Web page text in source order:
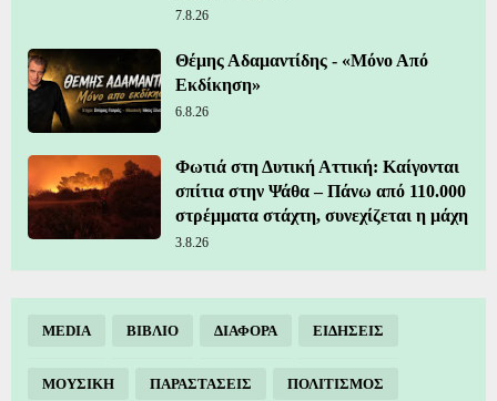
7.8.26
Θέμης Αδαμαντίδης - «Μόνο Από
Εκδίκηση»
6.8.26
Φωτιά στη Δυτική Αττική: Καίγονται
σπίτια στην Ψάθα – Πάνω από 110.000
στρέμματα στάχτη, συνεχίζεται η μάχη
3.8.26
MEDIA ΒΙΒΛΙΟ ΔΙΑΦΟΡΑ ΕΙΔΗΣΕΙΣ
ΜΟΥΣΙΚΗ ΠΑΡΑΣΤΑΣΕΙΣ ΠΟΛΙΤΙΣΜΟΣ